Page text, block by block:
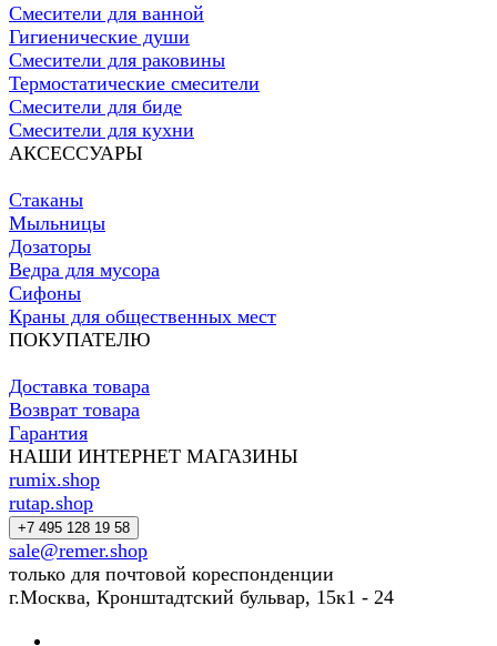
Смесители для ванной
Гигиенические души
Смесители для раковины
Термостатические смесители
Смесители для биде
Смесители для кухни
АКСЕССУАРЫ
Стаканы
Мыльницы
Дозаторы
Ведра для мусора
Сифоны
Краны для общественных мест
ПОКУПАТЕЛЮ
Доставка товара
Возврат товара
Гарантия
НАШИ ИНТЕРНЕТ МАГАЗИНЫ
rumix.shop
rutap.shop
+7 495 128 19 58
sale@remer.shop
только для почтовой кореспонденции
г.Москва, Кронштадтский бульвар, 15к1 - 24